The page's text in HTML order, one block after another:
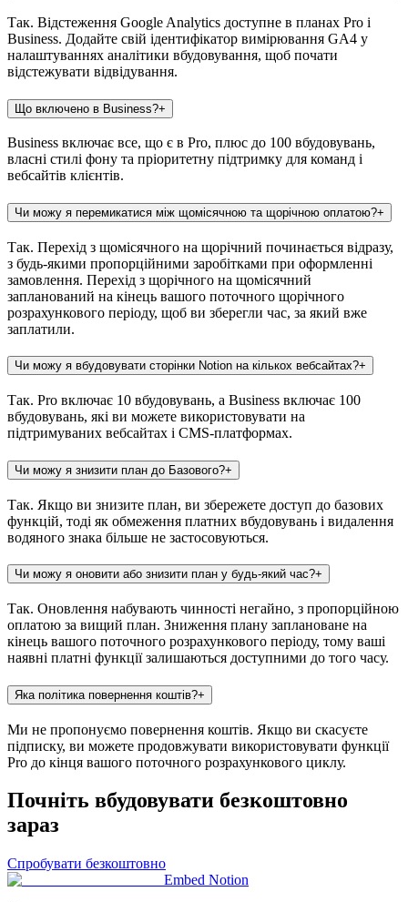
Так. Відстеження Google Analytics доступне в планах Pro і
Business. Додайте свій ідентифікатор вимірювання GA4 у
налаштуваннях аналітики вбудовування, щоб почати
відстежувати відвідування.
Що включено в Business?+
Business включає все, що є в Pro, плюс до 100 вбудовувань,
власні стилі фону та пріоритетну підтримку для команд і
вебсайтів клієнтів.
Чи можу я перемикатися між щомісячною та щорічною оплатою?+
Так. Перехід з щомісячного на щорічний починається відразу,
з будь-якими пропорційними заробітками при оформленні
замовлення. Перехід з щорічного на щомісячний
запланований на кінець вашого поточного щорічного
розрахункового періоду, щоб ви зберегли час, за який вже
заплатили.
Чи можу я вбудовувати сторінки Notion на кількох вебсайтах?+
Так. Pro включає 10 вбудовувань, а Business включає 100
вбудовувань, які ви можете використовувати на
підтримуваних вебсайтах і CMS-платформах.
Чи можу я знизити план до Базового?+
Так. Якщо ви знизите план, ви збережете доступ до базових
функцій, тоді як обмеження платних вбудовувань і видалення
водяного знака більше не застосовуються.
Чи можу я оновити або знизити план у будь-який час?+
Так. Оновлення набувають чинності негайно, з пропорційною
оплатою за вищий план. Зниження плану заплановане на
кінець вашого поточного розрахункового періоду, тому ваші
наявні платні функції залишаються доступними до того часу.
Яка політика повернення коштів?+
Ми не пропонуємо повернення коштів. Якщо ви скасуєте
підписку, ви можете продовжувати використовувати функції
Pro до кінця вашого поточного розрахункового циклу.
Почніть вбудовувати безкоштовно
зараз
Спробувати безкоштовно
Embed Notion